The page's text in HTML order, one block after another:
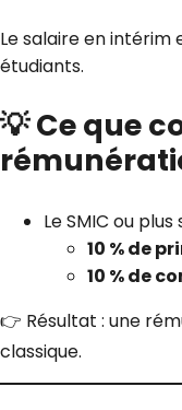
Le salaire en
étudiants.
💡 Ce que
Le SMIC ou
10 % de
10 % de
👉 Résultat : une
classique.